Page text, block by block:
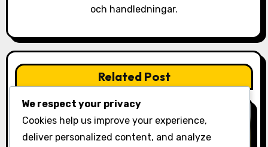
och handledningar.
Related Post
We respect your privacy
Cookies help us improve your experience,
deliver personalized content, and analyze